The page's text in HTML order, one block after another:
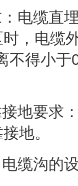
电缆直
，电缆
不得小
地要求
地。
缆沟的